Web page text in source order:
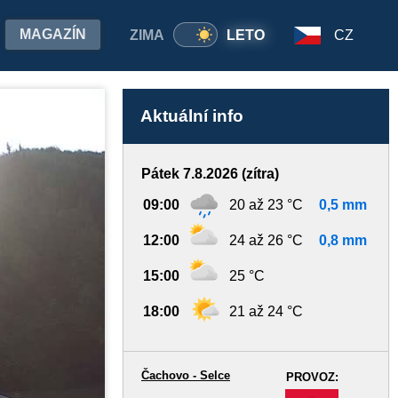
ZIMA LETO
MAGAZÍN CZ
Aktuální info
Pátek 7.8.2026 (zítra)
09:00 20 až 23 °C 0,5 mm
12:00 24 až 26 °C 0,8 mm
15:00 25 °C
18:00 21 až 24 °C
PROVOZ:
Čachovo - Selce